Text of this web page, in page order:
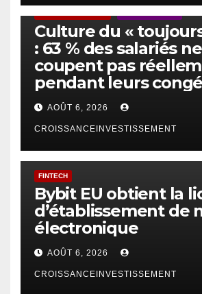
Culture du «
: 63 % des salariés ne
coupent pas
pendant leurs
AOÛT 6, 2026
CROISSANCEINVESTISSEMENT
FINTECH
Bybit EU obtient la
d’établissement de
électronique
AOÛT 6, 2026
CROISSANCEINVESTISSEMENT